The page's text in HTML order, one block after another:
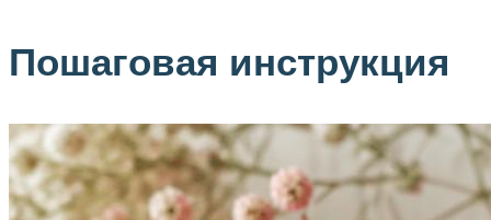
Пошаговая инструкция